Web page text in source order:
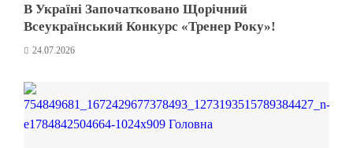
В Україні Започатковано Щорічний
Всеукраїнський Конкурс «Тренер Року»!
24.07.2026